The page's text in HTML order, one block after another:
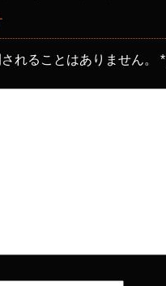
れることはありません。 *